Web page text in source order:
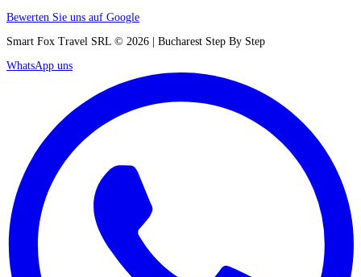
Bewerten Sie uns auf Google
Smart Fox Travel SRL © 2026 | Bucharest Step By Step
WhatsApp uns